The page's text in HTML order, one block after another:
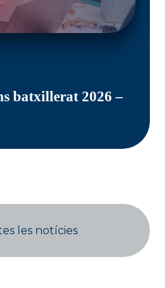
batxillerat 2026 –
les notícies